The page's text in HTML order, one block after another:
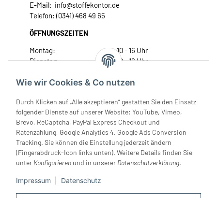
Wie wir Cookies & Co nutzen
Durch Klicken auf „Alle akzeptieren“ gestatten Sie den Einsatz
folgender Dienste auf unserer Website: YouTube, Vimeo,
Brevo, ReCaptcha, PayPal Express Checkout und
Ratenzahlung, Google Analytics 4, Google Ads Conversion
Tracking. Sie können die Einstellung jederzeit ändern
(Fingerabdruck-Icon links unten). Weitere Details finden Sie
unter Konfigurieren und in unserer Datenschutzerklärung.
Impressum Datenschutz
E-Mail: info@stoffekontor.de
Telefon: (0341) 468 49 65
ÖFFNUNGSZEITEN
Montag:
10 - 16 Uhr
Dienstag:
10 - 16 Uhr
Donnerstag:
10 - 18 Uhr
Samstag:
10 - 14 Uhr
Unser Service
Rechtliches